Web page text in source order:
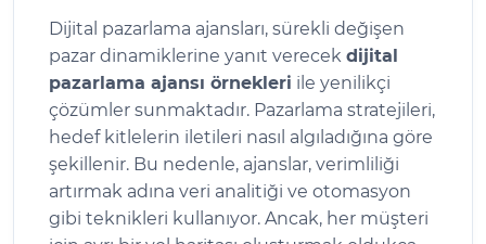
Dijital pazarlama ajansları, sürekli değişen
pazar dinamiklerine yanıt verecek dijital
pazarlama ajansı örnekleri ile yenilikçi
çözümler sunmaktadır. Pazarlama stratejileri,
hedef kitlelerin iletileri nasıl algıladığına göre
şekillenir. Bu nedenle, ajanslar, verimliliği
artırmak adına veri analitiği ve otomasyon
gibi teknikleri kullanıyor. Ancak, her müşteri